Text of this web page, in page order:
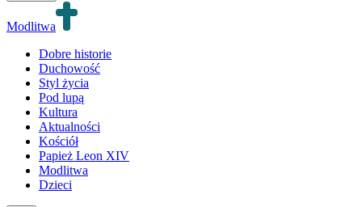
Modlitwa
Dobre historie
Duchowość
Styl życia
Pod lupą
Kultura
Aktualności
Kościół
Papież Leon XIV
Modlitwa
Dzieci